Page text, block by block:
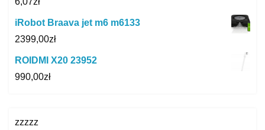
iRobot Braava jet m6 m6133
2399,00zł
ROIDMI X20 23952
990,00zł
zzzzz